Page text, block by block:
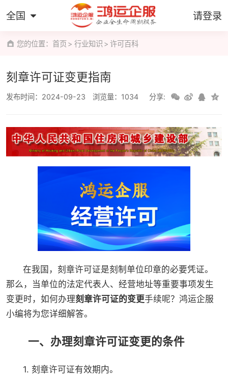
全国 请登录
您的位置：首页 行业知识 许可百科
刻章许可证变更指南
发布时间：2024-09-23 浏览量：1034 分享:
在我国，刻章许可证是刻制单位印章的必要凭证。
那么，当单位的法定代表人、经营地址等重要事项发生
变更时，如何办理刻章许可证的变更手续呢？鸿运企服
小编将为您详细解答。
一、办理刻章许可证变更的条件
1. 刻章许可证有效期内。